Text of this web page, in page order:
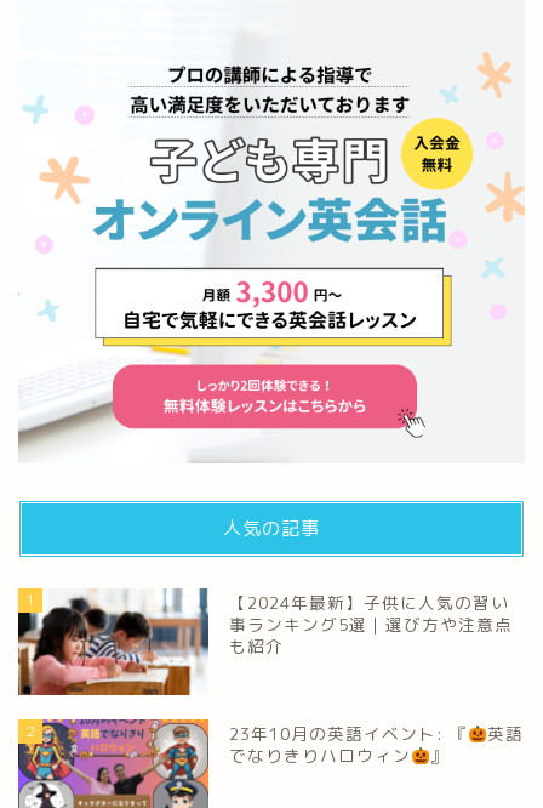
人気の記事
1
【2024年最新】子供に人気の習い
事ランキング5選｜選び方や注意点
も紹介
2 23年10月の英語イベント: 『
英語
でなりきりハロウィン
』